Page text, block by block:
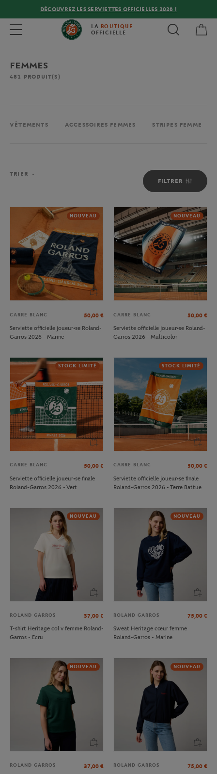
DÉCOUVREZ LES SERVIETTES OFFICIELLES 2026 !
Toggle navigation LA BOUTIQUE
OFFICIELLE
FEMMES
481 PRODUIT(S)
VÊTEMENTS ACCESSOIRES FEMMES STRIPES FEMME
FILTRER
TRIER
NOUVEAU
CARRE BLANC 50,00 €
Serviette officielle joueur•se Roland-
Garros 2026 - Marine
NOUVEAU
CARRE BLANC 50,00 €
Serviette officielle joueur•se Roland-
Garros 2026 - Multicolor
STOCK LIMITÉ
CARRE BLANC 50,00 €
Serviette officielle joueur•se finale
Roland-Garros 2026 - Vert
STOCK LIMITÉ
CARRE BLANC 50,00 €
Serviette officielle joueur•se finale
Roland-Garros 2026 - Terre Battue
NOUVEAU
ROLAND GARROS 37,00 €
T-shirt Heritage col v femme Roland-
Garros - Ecru
NOUVEAU
ROLAND GARROS 75,00 €
Sweat Heritage cœur femme
Roland-Garros - Marine
NOUVEAU
ROLAND GARROS 37,00 €
NOUVEAU
ROLAND GARROS 75,00 €